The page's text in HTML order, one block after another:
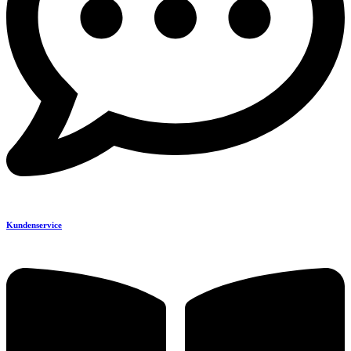
Kundenservice